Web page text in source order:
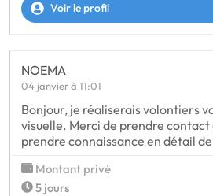
Voir le profil
NOEMA
04 janvier à 11:01
Bonjour, je réaliserais volontiers
visuelle. Merci de prendre contact
prendre connaissance en détail
Montant privé
5 jours